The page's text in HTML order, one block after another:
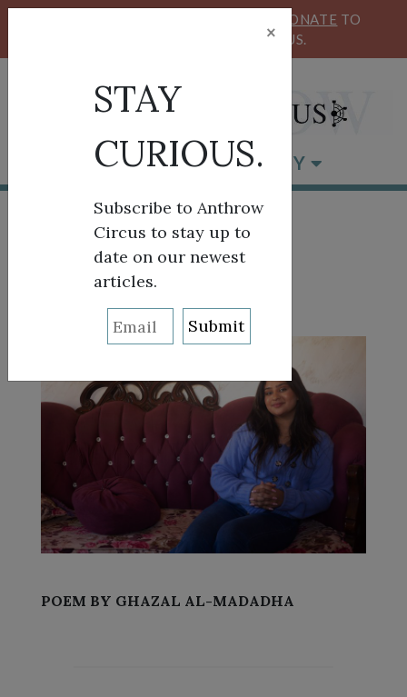
DONATE TO
SUPPORT ANTHROW CIRCUS.
BROWSE BY CATEGORY
Who Am I?
JULY 17, 2023
POEM BY GHAZAL AL-MADADHA
×
STAY
CURIOUS.
Subscribe to Anthrow
Circus to stay up to
date on our newest
articles.